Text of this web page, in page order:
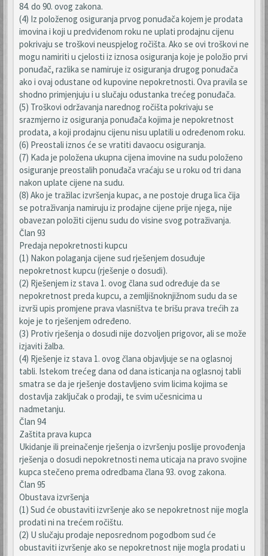
84. do 90. ovog zakona.
(4) Iz položenog osiguranja prvog ponuđača kojem je prodata
imovina i koji u predviđenom roku ne uplati prodajnu cijenu
pokrivaju se troškovi neuspjelog ročišta. Ako se ovi troškovi ne
mogu namiriti u cjelosti iz iznosa osiguranja koje je položio prvi
ponuđač, razlika se namiruje iz osiguranja drugog ponuđača
ako i ovaj odustane od kupovine nepokretnosti. Ova pravila se
shodno primjenjuju i u slučaju odustanka trećeg ponuđača.
(5) Troškovi održavanja narednog ročišta pokrivaju se
srazmjerno iz osiguranja ponuđača kojima je nepokretnost
prodata, a koji prodajnu cijenu nisu uplatili u određenom roku.
(6) Preostali iznos će se vratiti davaocu osiguranja.
(7) Kada je položena ukupna cijena imovine na sudu položeno
osiguranje preostalih ponuđača vraćaju se u roku od tri dana
nakon uplate cijene na sudu.
(8) Ako je tražilac izvršenja kupac, a ne postoje druga lica čija
se potraživanja namiruju iz prodajne cijene prije njega, nije
obavezan položiti cijenu sudu do visine svog potraživanja.
Član 93
Predaja nepokretnosti kupcu
(1) Nakon polaganja cijene sud rješenjem dosuđuje
nepokretnost kupcu (rješenje o dosudi).
(2) Rješenjem iz stava 1. ovog člana sud određuje da se
nepokretnost preda kupcu, a zemljišnoknjižnom sudu da se
izvrši upis promjene prava vlasništva te brišu prava trećih za
koje je to rješenjem određeno.
(3) Protiv rješenja o dosudi nije dozvoljen prigovor, ali se može
izjaviti žalba.
(4) Rješenje iz stava 1. ovog člana objavljuje se na oglasnoj
tabli. Istekom trećeg dana od dana isticanja na oglasnoj tabli
smatra se da je rješenje dostavljeno svim licima kojima se
dostavlja zaključak o prodaji, te svim učesnicima u
nadmetanju.
Član 94
Zaštita prava kupca
Ukidanje ili preinačenje rješenja o izvršenju poslije provođenja
rješenja o dosudi nepokretnosti nema uticaja na pravo svojine
kupca stečeno prema odredbama člana 93. ovog zakona.
Član 95
Obustava izvršenja
(1) Sud će obustaviti izvršenje ako se nepokretnost nije mogla
prodati ni na trećem ročištu.
(2) U slučaju prodaje neposrednom pogodbom sud će
obustaviti izvršenje ako se nepokretnost nije mogla prodati u